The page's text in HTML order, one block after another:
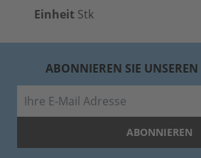
Einheit Stk
ABONNIEREN SIE UNSEREN
ABONNIEREN